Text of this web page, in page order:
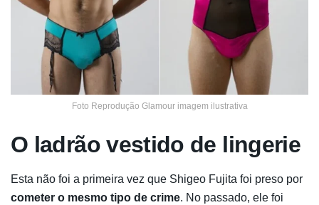
Foto Reprodução Glamour imagem ilustrativa
O ladrão vestido de lingerie
Esta não foi a primeira vez que Shigeo Fujita foi preso por
cometer o mesmo tipo de crime. No passado, ele foi